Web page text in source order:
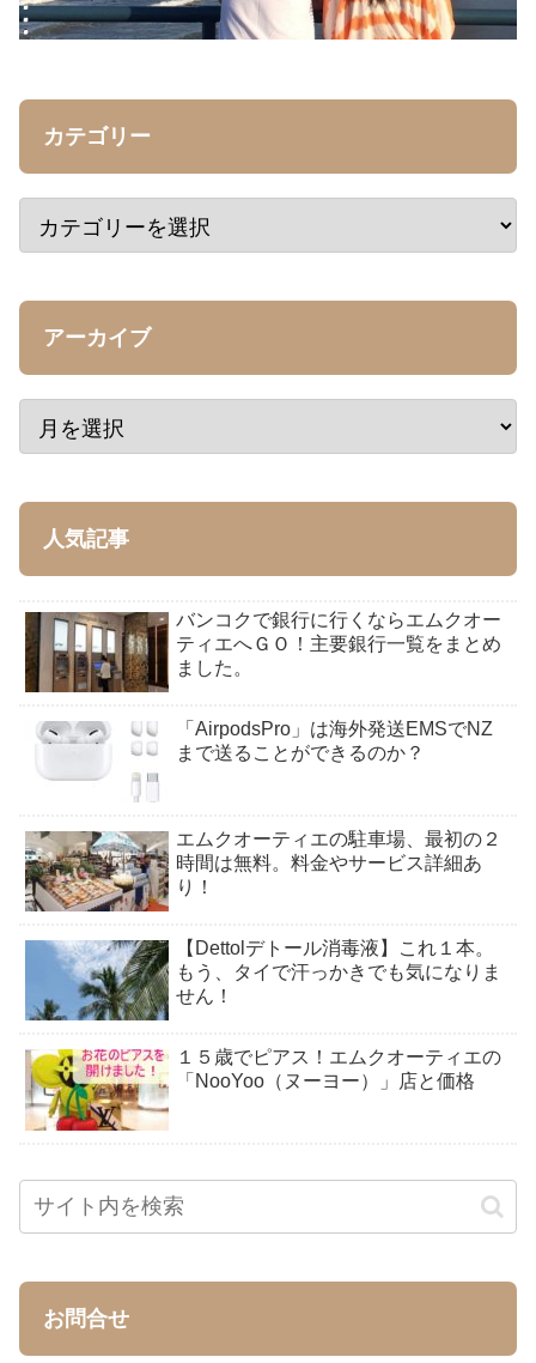
カテゴリー
アーカイブ
人気記事
バンコクで銀行に行くならエムクオー
ティエへＧＯ！主要銀行一覧をまとめ
ました。
「AirpodsPro」は海外発送EMSでNZ
まで送ることができるのか？
エムクオーティエの駐車場、最初の２
時間は無料。料金やサービス詳細あ
り！
【Dettolデトール消毒液】これ１本。
もう、タイで汗っかきでも気になりま
せん！
１５歳でピアス！エムクオーティエの
「NooYoo（ヌーヨー）」店と価格
お問合せ